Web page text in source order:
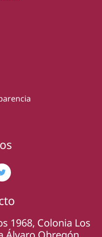
1968, Colonia Los